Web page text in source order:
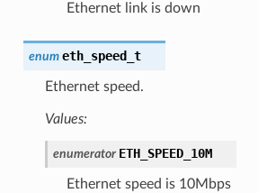
Ethernet link is down
enum eth_speed_t
Ethernet speed.
Values:
enumerator ETH_SPEED_10M
Ethernet speed is 10Mbps